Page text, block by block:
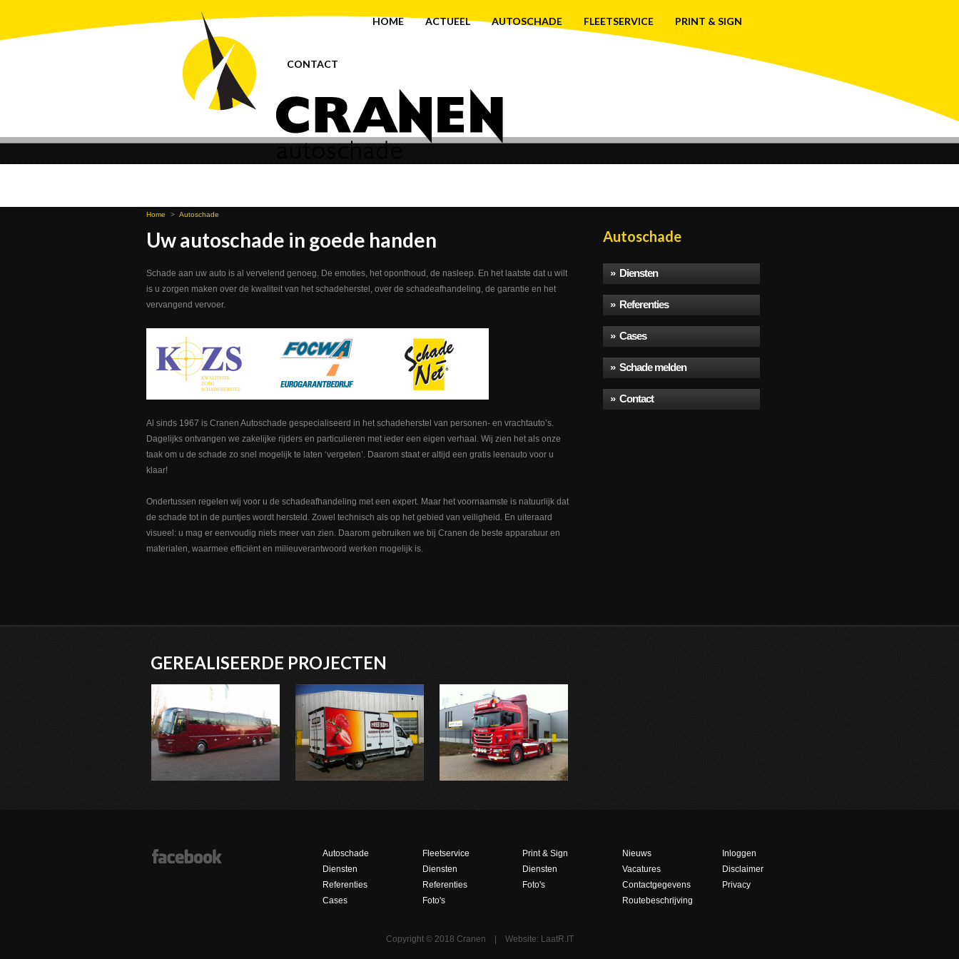
HOME ACTUEEL AUTOSCHADE FLEETSERVICE PRINT & SIGN
CONTACT
Home > Autoschade
Uw autoschade in goede handen
Schade aan uw auto is al vervelend genoeg. De emoties, het oponthoud, de nasleep. En het laatste dat u wilt
is u zorgen maken over de kwaliteit van het schadeherstel, over de schadeafhandeling, de garantie en het
vervangend vervoer.
Al sinds 1967 is Cranen Autoschade gespecialiseerd in het schadeherstel van personen- en vrachtauto’s.
Dagelijks ontvangen we zakelijke rijders en particulieren met ieder een eigen verhaal. Wij zien het als onze
taak om u de schade zo snel mogelijk te laten ‘vergeten’. Daarom staat er altijd een gratis leenauto voor u
klaar!
Ondertussen regelen wij voor u de schadeafhandeling met een expert. Maar het voornaamste is natuurlijk dat
de schade tot in de puntjes wordt hersteld. Zowel technisch als op het gebied van veiligheid. En uiteraard
visueel: u mag er eenvoudig niets meer van zien. Daarom gebruiken we bij Cranen de beste apparatuur en
materialen, waarmee efficiënt en milieuverantwoord werken mogelijk is.
Autoschade
» Diensten
» Referenties
» Cases
» Schade melden
» Contact
GEREALISEERDE PROJECTEN
Autoschade
Diensten
Referenties
Cases
Fleetservice
Diensten
Referenties
Foto's
Print & Sign
Diensten
Foto's
Nieuws
Vacatures
Contactgegevens
Routebeschrijving
Inloggen
Disclaimer
Privacy
Copyright © 2018 Cranen Website: LaatR.IT